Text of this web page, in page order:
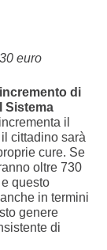
euro
incremento di
Sistema
il
cittadino sarà
cure. Se
oltre 730
questo
in termini
genere
di